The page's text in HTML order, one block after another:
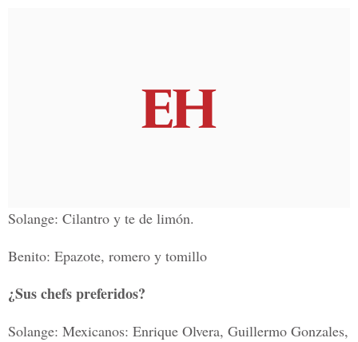
Solange: Cilantro y te de limón.
Benito: Epazote, romero y tomillo
¿Sus chefs preferidos?
Solange: Mexicanos: Enrique Olvera, Guillermo Gonzales,